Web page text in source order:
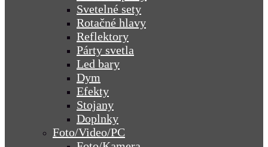
Svetelné sety
Rotačné hlavy
Reflektory
Párty svetla
Led bary
Dym
Efekty
Stojany
Doplnky
Foto/Video/PC